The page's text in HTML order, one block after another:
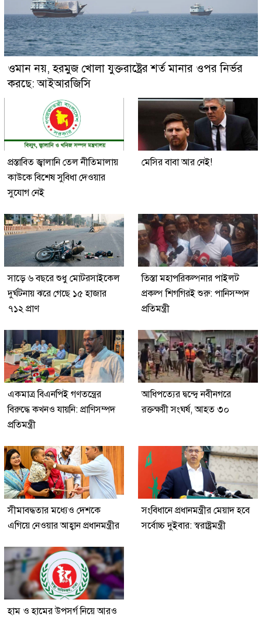
ওমান নয়, হরমুজ খোলা যুক্তরাষ্ট্রের শর্ত মানার ওপর নির্ভর
করছে: আইআরজিসি
প্রস্তাবিত জ্বালানি তেল নীতিমালায়
কাউকে বিশেষ সুবিধা দেওয়ার
সুযোগ নেই
মেসির বাবা আর নেই!
সাড়ে ৬ বছরে শুধু মোটরসাইকেল
দুর্ঘটনায় ঝরে গেছে ১৫ হাজার
৭১২ প্রাণ
তিস্তা মহাপরিকল্পনার পাইলট
প্রকল্প শিগগিরই শুরু: পানিসম্পদ
প্রতিমন্ত্রী
একমাত্র বিএনপিই গণতন্ত্রের
বিরুদ্ধে কখনও যায়নি: প্রাণিসম্পদ
প্রতিমন্ত্রী
আধিপত্যের দ্বন্দ্বে নবীনগরে
রক্তক্ষয়ী সংঘর্ষ, আহত ৩০
সীমাবদ্ধতার মধ্যেও দেশকে
এগিয়ে নেওয়ার আহ্বান প্রধানমন্ত্রীর
সংবিধানে প্রধানমন্ত্রীর মেয়াদ হবে
সর্বোচ্চ দুইবার: স্বরাষ্ট্রমন্ত্রী
হাম ও হামের উপসর্গ নিয়ে আরও